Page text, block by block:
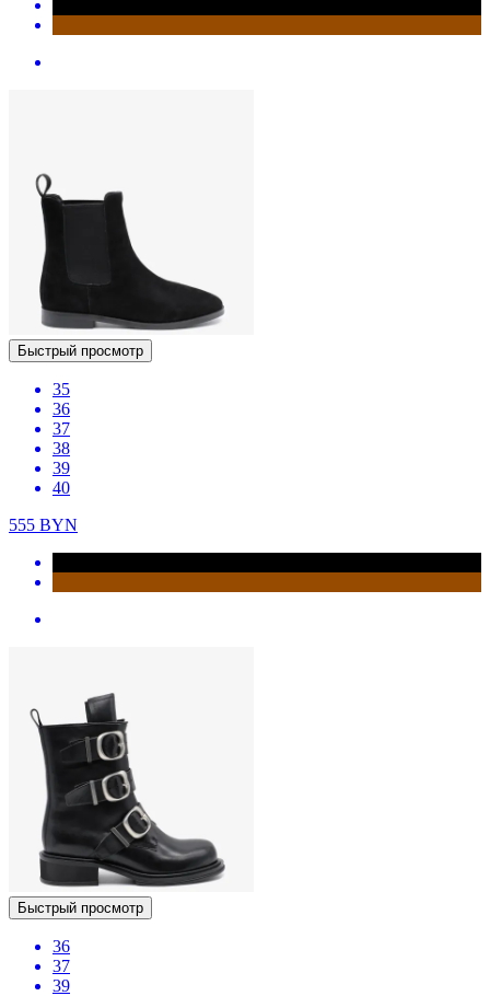
Быстрый просмотр
35
36
37
38
39
40
555 BYN
Быстрый просмотр
36
37
39